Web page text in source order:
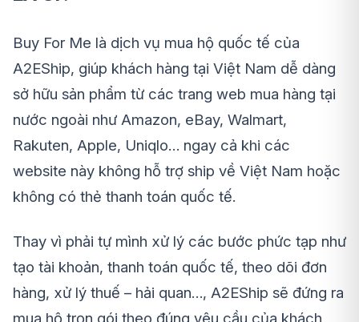
Buy For Me là dịch vụ mua hộ quốc tế của
A2EShip, giúp khách hàng tại Việt Nam dễ dàng
sở hữu sản phẩm từ các trang web mua hàng tại
nước ngoài như Amazon, eBay, Walmart,
Rakuten, Apple, Uniqlo… ngay cả khi các
website này không hỗ trợ ship về Việt Nam hoặc
không có thẻ thanh toán quốc tế.
Thay vì phải tự mình xử lý các bước phức tạp như
tạo tài khoản, thanh toán quốc tế, theo dõi đơn
hàng, xử lý thuế – hải quan…, A2EShip sẽ đứng ra